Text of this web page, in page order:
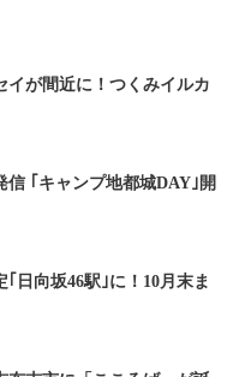
イが間近に！つくみイルカ
信 ｢キャンプ地都城DAY｣開
｢日向坂46駅｣に！10月末ま